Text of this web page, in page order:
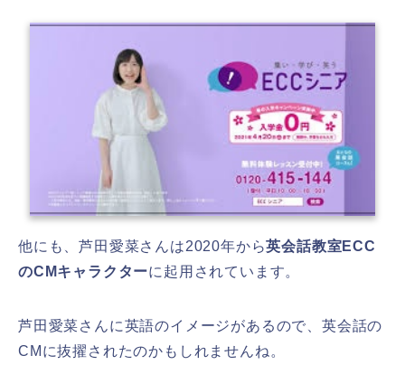
他にも、芦田愛菜さんは2020年から英会話教室ECC
のCMキャラクターに起用されています。
芦田愛菜さんに英語のイメージがあるので、英会話の
CMに抜擢されたのかもしれませんね。